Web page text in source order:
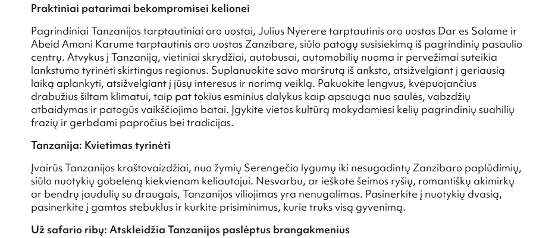
Praktiniai patarimai bekompromisei kelionei
Pagrindiniai Tanzanijos tarptautiniai oro uostai, Julius Nyerere tarptautinis oro uostas Dar es Salame ir
Abeid Amani Karume tarptautinis oro uostas Zanzibare, siūlo patogų susisiekimą iš pagrindinių pasaulio
centrų. Atvykus į Tanzaniją, vietiniai skrydžiai, autobusai, automobilių nuoma ir pervežimai suteikia
lankstumo tyrinėti skirtingus regionus. Suplanuokite savo maršrutą iš anksto, atsižvelgiant į geriausią
laiką aplankyti, atsižvelgiant į jūsų interesus ir norimą veiklą. Pakuokite lengvus, kvėpuojančius
drabužius šiltam klimatui, taip pat tokius esminius dalykus kaip apsauga nuo saulės, vabzdžių
atbaidymas ir patogūs vaikščiojimo batai. Įgykite vietos kultūrą mokydamiesi kelių pagrindinių suahilių
frazių ir gerbdami papročius bei tradicijas.
Tanzanija: Kvietimas tyrinėti
Įvairūs Tanzanijos kraštovaizdžiai, nuo žymių Serengečio lygumų iki nesugadintų Zanzibaro paplūdimių,
siūlo nuotykių gobeleną kiekvienam keliautojui. Nesvarbu, ar ieškote šeimos ryšių, romantiškų akimirkų
ar bendrų jaudulių su draugais, Tanzanijos viliojimas yra nenugalimas. Pasinerkite į nuotykių dvasią,
pasinerkite į gamtos stebuklus ir kurkite prisiminimus, kurie truks visą gyvenimą.
Už safario ribų: Atskleidžia Tanzanijos paslėptus brangakmenius